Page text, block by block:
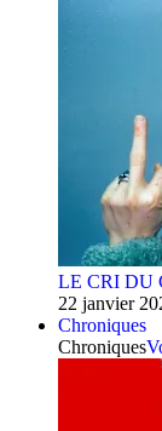
LE CRI DU
22 janvier
Chroniques
Chroniques